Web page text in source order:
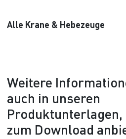
Alle Krane & Hebezeuge
Weitere
auch in unseren
zum Download